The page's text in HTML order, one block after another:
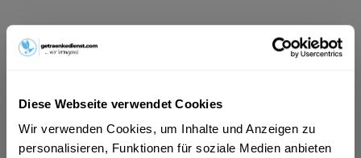
Diese Webseite verwendet Cookies
Wir verwenden Cookies, um Inhalte und Anzeigen zu
personalisieren, Funktionen für soziale Medien anbieten
21,99 € *
Vorrätig
MEHRWEG
+3,10 € Pfand